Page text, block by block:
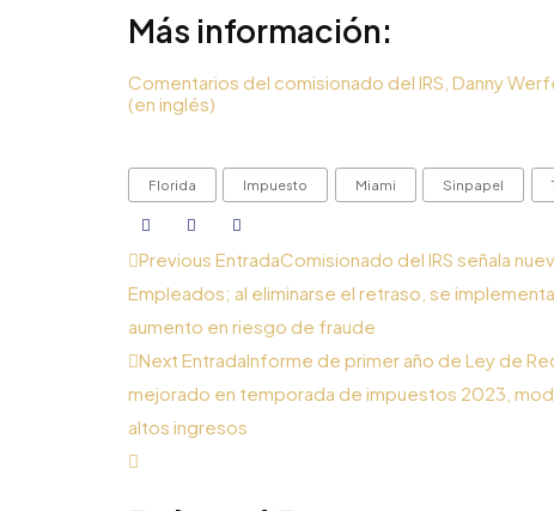
Más información:
Comentarios del comisionado del IRS, Danny
(en inglés)
Florida Impuesto Miami Sinpapel
Previous EntradaComisionado del IRS señala
Empleados; al eliminarse el retraso, se
aumento en riesgo de fraude
Next EntradaInforme de primer año de Ley de
mejorado en temporada de impuestos 2023,
altos ingresos